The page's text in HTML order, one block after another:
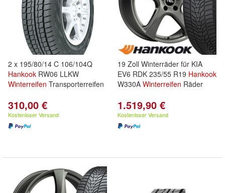
2 x 195/80/14 C 106/104Q
Hankook RW06 LLKW
Winterreifen Transporterreifen
310,00 €
Kostenloser Versand
19 Zoll Winterräder für KIA
EV6 RDK 235/55 R19 Hankook
W330A Winterreifen Räder
1.519,90 €
Kostenloser Versand